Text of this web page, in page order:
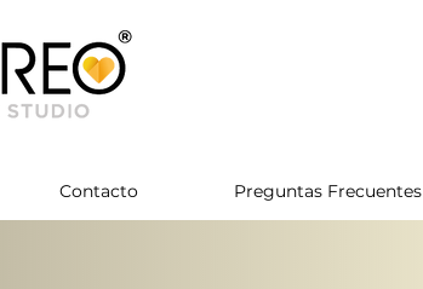
Contacto Preguntas Frecuentes